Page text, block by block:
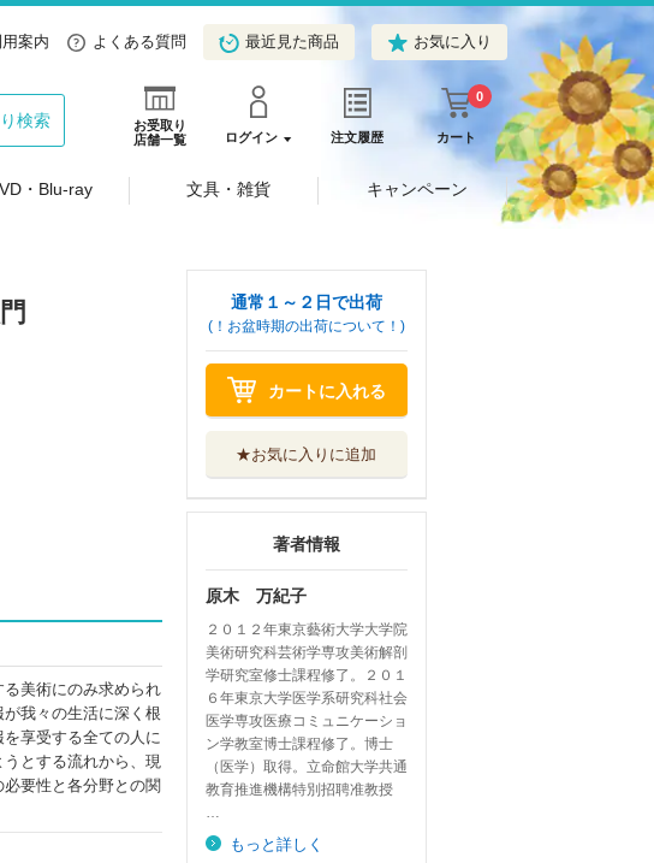
用案内 よくある質問 最近見た商品 お気に入り
お受取り
店舗一覧
ログイン 注文履歴 カート
0
検索
・Blu-ray 文具・雑貨 キャンペーン
美術にのみ求められ
我々の生活に深く根
享受する全ての人に
とする流れから、現
要性と各分野との関
通常１～２日で出荷
(！お盆時期の出荷について！)
カートに入れる
★お気に入りに追加
著者情報
原木 万紀子
２０１２年東京藝術大学大学院
美術研究科芸術学専攻美術解剖
学研究室修士課程修了。２０１
６年東京大学医学系研究科社会
医学専攻医療コミュニケーショ
ン学教室博士課程修了。博士
（医学）取得。立命館大学共通
教育推進機構特別招聘准教授
…
もっと詳しく